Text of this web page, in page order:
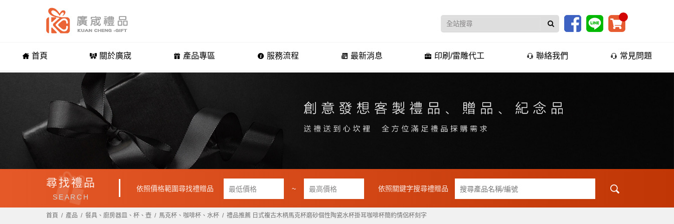
首頁 關於廣宬 產品專區 服務流程 最新消息 印刷/雷雕代工 聯絡我們 常見問題
尋找禮品
SEARCH
依照價格範圍尋找禮贈品 ~ 依照關鍵字搜尋禮贈品
首頁 產品 餐具、廚房器皿、杯、壺 馬克杯、咖啡杯、水杯 禮品推薦 日式複古木柄馬克杯磨砂個性陶瓷水杯掛耳咖啡杯簡約情侶杯刻字